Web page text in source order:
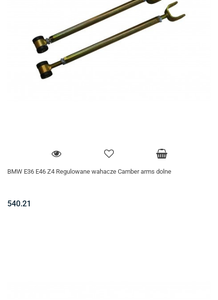
BMW E36 E46 Z4 Regulowane wahacze Camber arms dolne
540.21